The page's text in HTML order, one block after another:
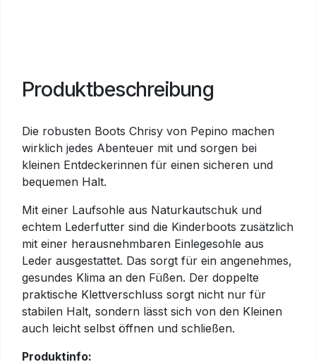
Produktbeschreibung
Die robusten Boots Chrisy von Pepino machen
wirklich jedes Abenteuer mit und sorgen bei
kleinen Entdeckerinnen für einen sicheren und
bequemen Halt.
Mit einer Laufsohle aus Naturkautschuk und
echtem Lederfutter sind die Kinderboots zusätzlich
mit einer herausnehmbaren Einlegesohle aus
Leder ausgestattet. Das sorgt für ein angenehmes,
gesundes Klima an den Füßen. Der doppelte
praktische Klettverschluss sorgt nicht nur für
stabilen Halt, sondern lässt sich von den Kleinen
auch leicht selbst öffnen und schließen.
Produktinfo: